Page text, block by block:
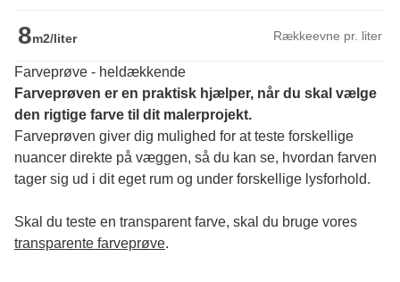
8m2/liter Rækkeevne pr. liter
Farveprøve - heldækkende
Farveprøven er en praktisk hjælper, når du skal vælge
den rigtige farve til dit malerprojekt.
Farveprøven giver dig mulighed for at teste forskellige
nuancer direkte på væggen, så du kan se, hvordan farven
tager sig ud i dit eget rum og under forskellige lysforhold.
transparente farveprøve.